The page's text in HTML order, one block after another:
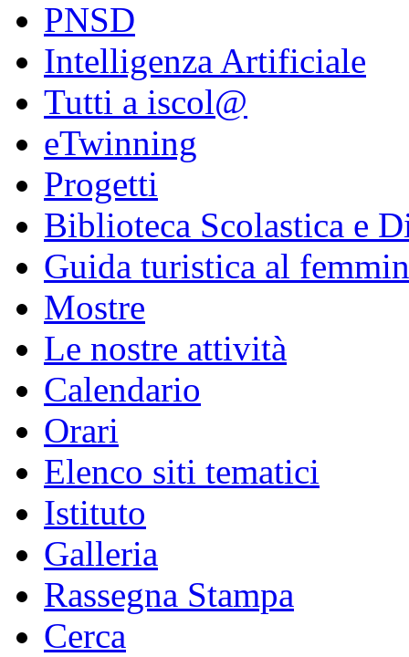
PNSD
Intelligenza Artificiale
Tutti a iscol@
eTwinning
Progetti
Biblioteca Scolastica e
Guida turistica al
Mostre
Le nostre attività
Calendario
Orari
Elenco siti tematici
Istituto
Galleria
Rassegna Stampa
Cerca